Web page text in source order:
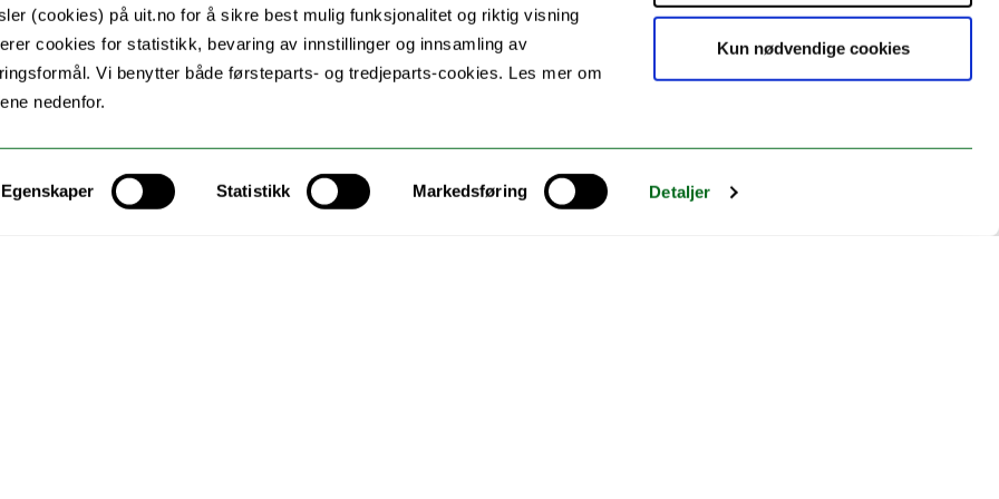
(cookies) på uit.no for å sikre best mulig funksjonalitet og riktig visning
cookies for statistikk, bevaring av innstillinger og innsamling av
Vi benytter både førsteparts- og tredjeparts-cookies. Les mer om
nedenfor.
Egenskaper Statistikk Markedsføring Detaljer
Kun nødvendige cookies
er tilbake i det digitale førersetet under vårens
ei god blanding av endelige resultater og diskusjoner